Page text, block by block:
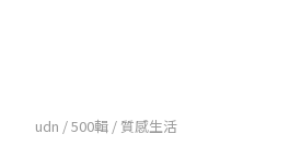
udn /500輯 / 質感生活